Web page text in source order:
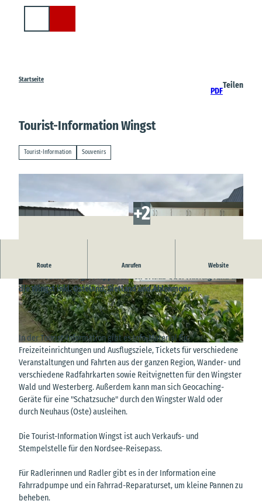
Startseite
PDF
Teilen
Tourist-Information Wingst
Tourist-Information Souvenirs
© A. Brüning |CC-BY
© A. Brüning | CC-BY © A. Brüning | CC-BY
Route Anrufen Website
Das Team der Tourist-Information Wingst hilft gerne bei der
Zimmersuche und gibt Tipps für den Urlaub oder Ausflug rund um
die Wingst inkl. Osteland, Sietland und Ahlenmoor.
In der Tourist-Information gibt es Info-Material für
Freizeiteinrichtungen und Ausflugsziele, Tickets für verschiedene
Veranstaltungen und Fahrten aus der ganzen Region, Wander- und
verschiedene Radfahrkarten sowie Reitvignetten für den Wingster
Wald und Westerberg. Außerdem kann man sich Geocaching-
Geräte für eine "Schatzsuche" durch den Wingster Wald oder
durch Neuhaus (Oste) ausleihen.
Die Tourist-Information Wingst ist auch Verkaufs- und
Stempelstelle für den Nordsee-Reisepass.
Für Radlerinnen und Radler gibt es in der Information eine
Fahrradpumpe und ein Fahrrad-Reparaturset, um kleine Pannen zu
beheben.